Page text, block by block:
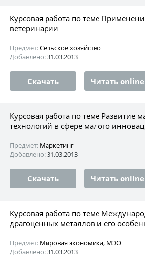
Курсовая работа по теме
ветеринарии
Предмет:Сельское хозяйство
Добавлено:31.03.2013
Скачать Читать online
Курсовая работа по теме Развитие
технологий в сфере малого
Предмет: Маркетинг
Добавлено:31.03.2013
Скачать Читать online
Курсовая работа по теме
драгоценных металлов и его
Предмет: Мировая экономика, МЭО
Добавлено:31.03.2013